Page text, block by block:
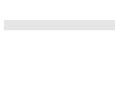
מ:
לפיתות,
הליכה